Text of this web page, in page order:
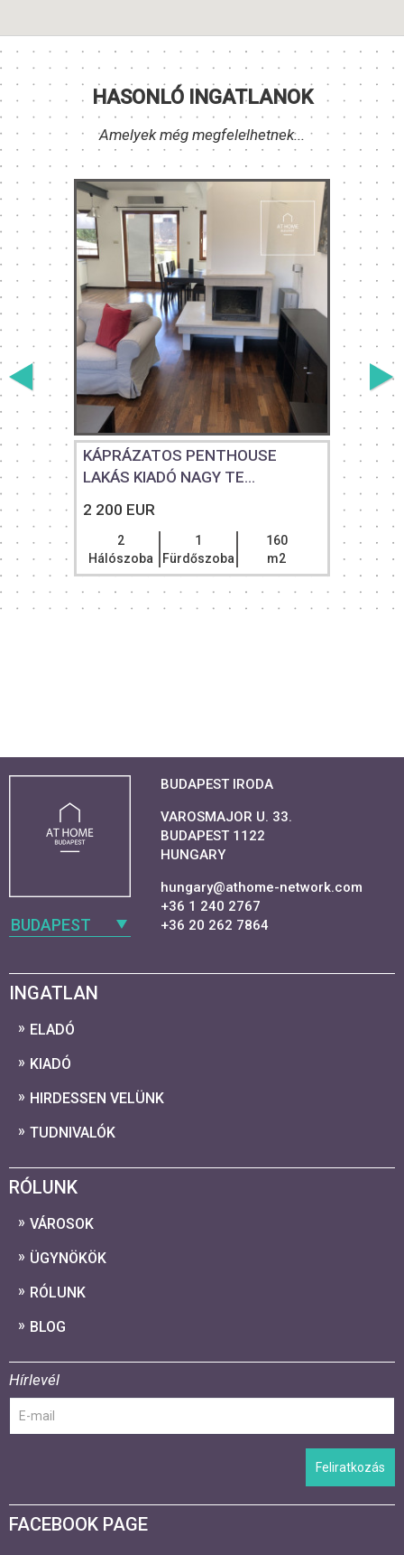
HASONLÓ INGATLANOK
Amelyek még megfelelhetnek...
KÁPRÁZATOS PENTHOUSE
LAKÁS KIADÓ NAGY TE...
2 200 EUR
2
Hálószoba
1
Fürdőszoba
160
m2
BUDAPEST
BUDAPEST IRODA
VAROSMAJOR U. 33.
BUDAPEST 1122
HUNGARY
hungary@athome-network.com
+36 1 240 2767
+36 20 262 7864
INGATLAN
ELADÓ
KIADÓ
HIRDESSEN VELÜNK
TUDNIVALÓK
RÓLUNK
VÁROSOK
ÜGYNÖKÖK
RÓLUNK
BLOG
Hírlevél
Feliratkozás
FACEBOOK PAGE